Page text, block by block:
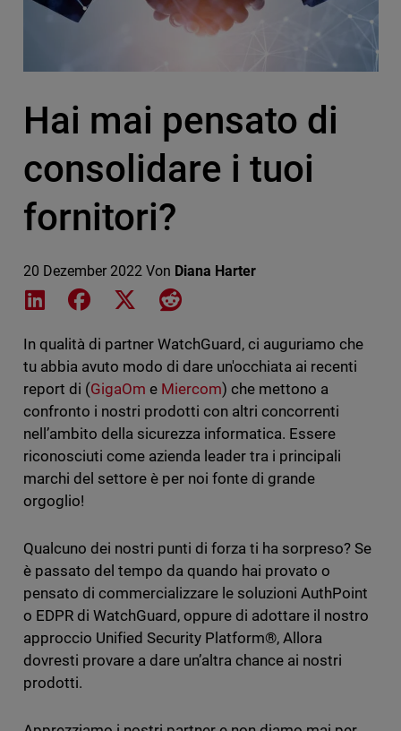
Hai mai pensato di
consolidare i tuoi
fornitori?
20 Dezember 2022 Von Diana Harter
Share on LinkedIn
Share on Facebook
Share on XShare on Reddit
In qualità di partner WatchGuard, ci auguriamo che
tu abbia avuto modo di dare un'occhiata ai recenti
report di (GigaOm e Miercom) che mettono a
confronto i nostri prodotti con altri concorrenti
nell’ambito della sicurezza informatica. Essere
riconosciuti come azienda leader tra i principali
marchi del settore è per noi fonte di grande
orgoglio!
Qualcuno dei nostri punti di forza ti ha sorpreso? Se
è passato del tempo da quando hai provato o
pensato di commercializzare le soluzioni AuthPoint
o EDPR di WatchGuard, oppure di adottare il nostro
approccio Unified Security Platform®, Allora
dovresti provare a dare un’altra chance ai nostri
prodotti.